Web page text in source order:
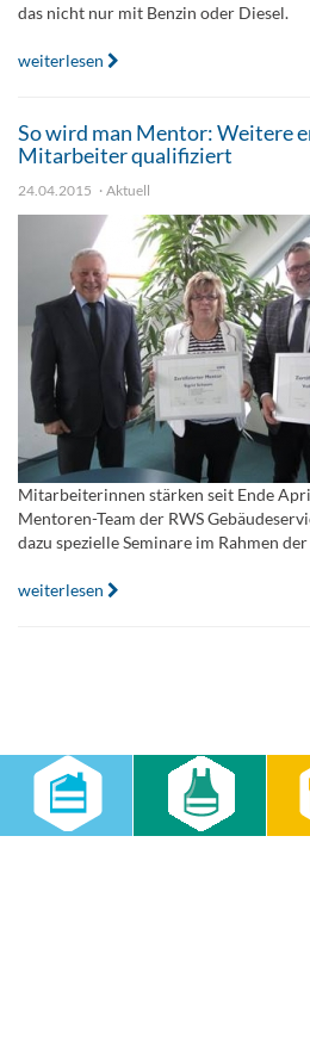
das nicht nur mit Benzin oder Diesel.
weiterlesen
So wird man Mentor: Weitere
Mitarbeiter qualifiziert
24.04.2015 Aktuell
Mitarbeiterinnen stärken seit Ende
Mentoren-Team der RWS
dazu spezielle Seminare im Rahmen
weiterlesen